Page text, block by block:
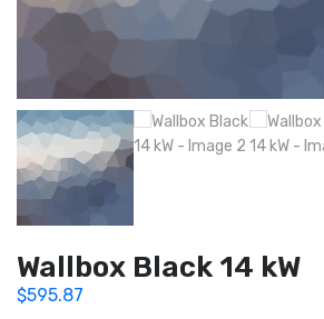
Wallbox Black 14 kW
$595.87